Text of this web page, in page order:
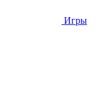
Игры